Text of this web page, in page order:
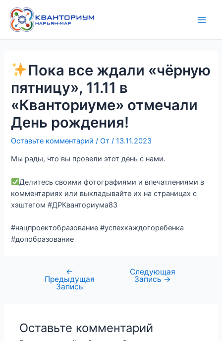
содержимому
Пока все ждали «чёрную
пятницу», 11.11 в
«Кванториуме» отмечали
День рождения!
Оставьте комментарий / От/13.11.2023
Мы рады, что вы провели этот день с нами.
Делитесь своими фотографиями и впечатлениями в
комментариях или выкладывайте их на страницах с
хэштегом #ДРКванториума83
#нацпроектобразование #успехкаждогоребенка
#допобразование
по
записям
←
Предыдущая
Запись
Следующая
Запись →
Оставьте комментарий